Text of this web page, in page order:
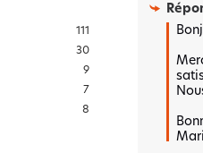
111
30
9
7
8